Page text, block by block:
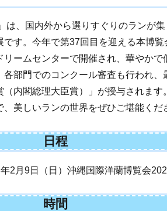
は、国内外から選りすぐりのランが
す。今年で第37回目を迎える本博覧
ームセンターで開催され、華やかで
部門でのコンクール審査も行われ、
内閣総理大臣賞）」が授与されます
美しいランの世界をぜひご堪能くだ
日程
2月9日（日）沖縄国際洋蘭博覧会
時間